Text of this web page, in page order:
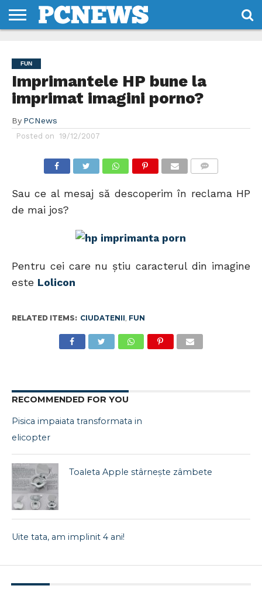
NOI
SI
CONDITII
FUN
Imprimantele HP bune la
imprimat imagini porno?
By PCNews
Posted on 19/12/2007
Sau ce al mesaj să descoperim în reclama HP
de mai jos?
Pentru cei care nu ştiu caracterul din imagine
este Lolicon
RELATED ITEMS: CIUDATENII, FUN
RECOMMENDED FOR YOU
Pisica impaiata transformata in
elicopter
Toaleta Apple stârnește zâmbete
Uite tata, am implinit 4 ani!